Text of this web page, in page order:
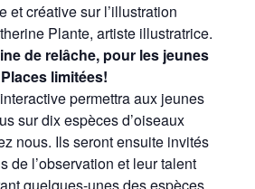
et créative sur l’illustration
Plante, artiste illustratrice.
de relâche, pour les jeunes
limitées!
permettra aux jeunes
sur dix espèces d’oiseaux
nous. Ils seront ensuite invités
de l’observation et leur talent